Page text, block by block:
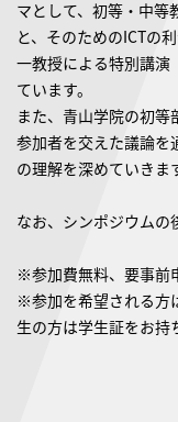
マとして、初等・中等
と、そのためのICTの
一教授による特別講演
ています。
また、青山学院の初等
参加者を交えた議論を
の理解を深めていきま
なお、シンポジウムの
※参加費無料、要事前
※参加を希望される方
生の方は学生証をお持